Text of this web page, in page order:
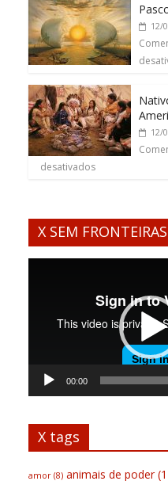
12/
12/
desativados
X SEM FRONTEIRAS
00:00
X tags
amor (8) animais de poder